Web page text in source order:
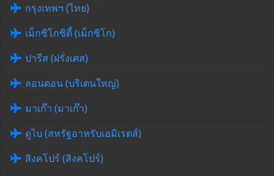
กรุงเทพฯ (ไทย)
เม็กซิโกซิตี้ (เม็กซิโก)
ปารีส (ฝรั่งเศส)
ลอนดอน (บริเตนใหญ่)
มาเก๊า (มาเก๊า)
ดูไบ (สหรัฐอาหรับเอมิเรตส์)
สิงคโปร์ (สิงคโปร์)